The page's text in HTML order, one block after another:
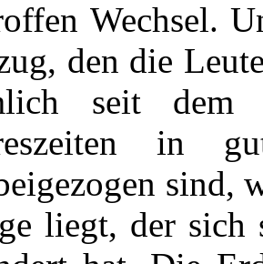
Wechsel.
den die
seit dem
in
sind,
liegt, der sich